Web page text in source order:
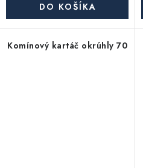
DO KOŠÍKA
Komínový kartáč okrúhly 70